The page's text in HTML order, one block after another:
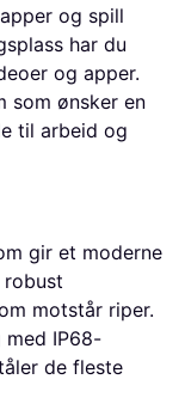
og spill
har du
og apper.
som ønsker en
til arbeid og
gir et moderne
robust
motstår riper.
med IP68-
de fleste